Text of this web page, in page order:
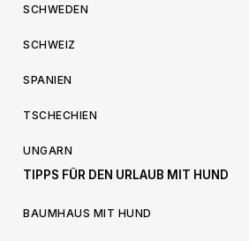
SCHWEDEN
SCHWEIZ
SPANIEN
TSCHECHIEN
UNGARN
TIPPS FÜR DEN URLAUB MIT HUND
BAUMHAUS MIT HUND